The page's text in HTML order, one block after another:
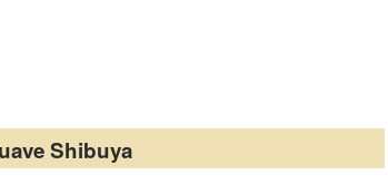
Shibuya